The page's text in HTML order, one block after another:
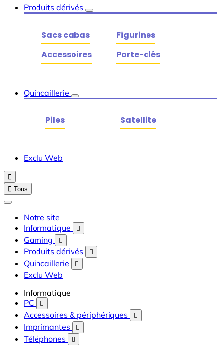
Produits dérivés
Sacs cabas
Figurines
Accessoires
Porte-clés
Quincaillerie
Piles Satellite
Exclu Web

 Tous
Notre site
Informatique

Gaming 
Produits dérivés 
Quincaillerie 
Exclu Web
Informatique
PC

Accessoires & périphériques 
Imprimantes 
Téléphones 